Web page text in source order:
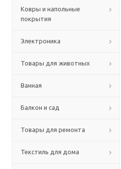
Ковры и напольные
покрытия
Электроника
Товары для животных
Ванная
Балкон и сад
Товары для ремонта
Текстиль для дома